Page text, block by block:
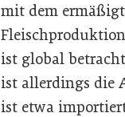
mit dem
ist global
ist allerdings die
ist etwa